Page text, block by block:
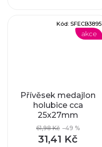
akce
Přívěsek medajlon
holubice cca
25x27mm
61,98 Kč –49 %
31,41 Kč
Kód: SFECB3895